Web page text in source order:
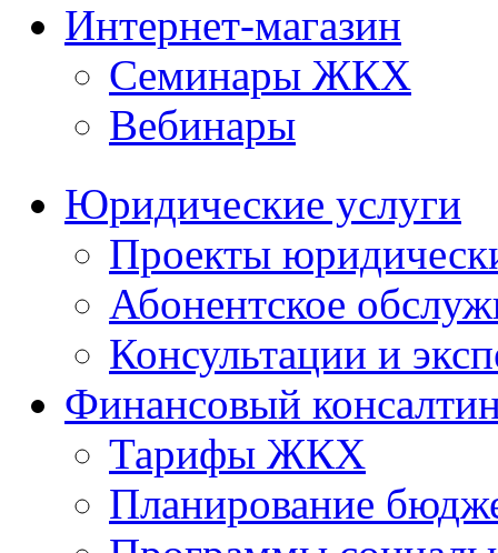
Интернет-магазин
Семинары ЖКХ
Вебинары
Юридические услуги
Проекты
Абонентское
Консультации и
Финансовый
Тарифы ЖКХ
Планирование